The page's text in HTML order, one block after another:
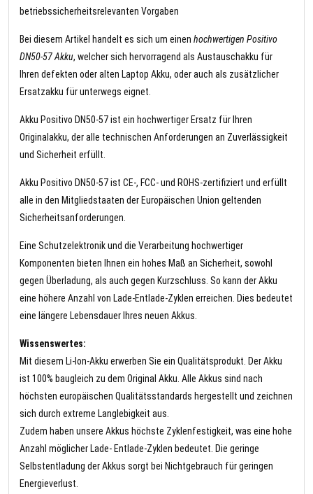
betriebssicherheitsrelevanten Vorgaben
Bei diesem Artikel handelt es sich um einen hochwertigen Positivo
DN50-57 Akku, welcher sich hervorragend als Austauschakku für
Ihren defekten oder alten Laptop Akku, oder auch als zusätzlicher
Ersatzakku für unterwegs eignet.
Akku Positivo DN50-57 ist ein hochwertiger Ersatz für Ihren
Originalakku, der alle technischen Anforderungen an Zuverlässigkeit
und Sicherheit erfüllt.
Akku Positivo DN50-57 ist CE-, FCC- und ROHS-zertifiziert und erfüllt
alle in den Mitgliedstaaten der Europäischen Union geltenden
Sicherheitsanforderungen.
Eine Schutzelektronik und die Verarbeitung hochwertiger
Komponenten bieten Ihnen ein hohes Maß an Sicherheit, sowohl
gegen Überladung, als auch gegen Kurzschluss. So kann der Akku
eine höhere Anzahl von Lade-Entlade-Zyklen erreichen. Dies bedeutet
eine längere Lebensdauer Ihres neuen Akkus.
Wissenswertes:
Mit diesem Li-Ion-Akku erwerben Sie ein Qualitätsprodukt. Der Akku
ist 100% baugleich zu dem Original Akku. Alle Akkus sind nach
höchsten europäischen Qualitätsstandards hergestellt und zeichnen
sich durch extreme Langlebigkeit aus.
Zudem haben unsere Akkus höchste Zyklenfestigkeit, was eine hohe
Anzahl möglicher Lade- Entlade-Zyklen bedeutet. Die geringe
Selbstentladung der Akkus sorgt bei Nichtgebrauch für geringen
Energieverlust.